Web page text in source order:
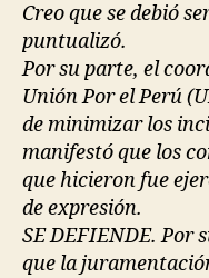
Creo que se debió
puntualizó.
Por su parte, el
Unión Por el Perú
de minimizar los
manifestó que los
que hicieron fue
de expresión.
SE DEFIENDE. Por
que la